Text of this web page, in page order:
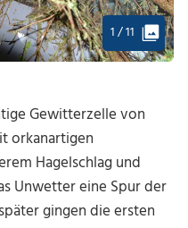
1 / 11
Gewitterzelle von
orkanartigen
Hagelschlag und
Unwetter eine Spur der
gingen die ersten